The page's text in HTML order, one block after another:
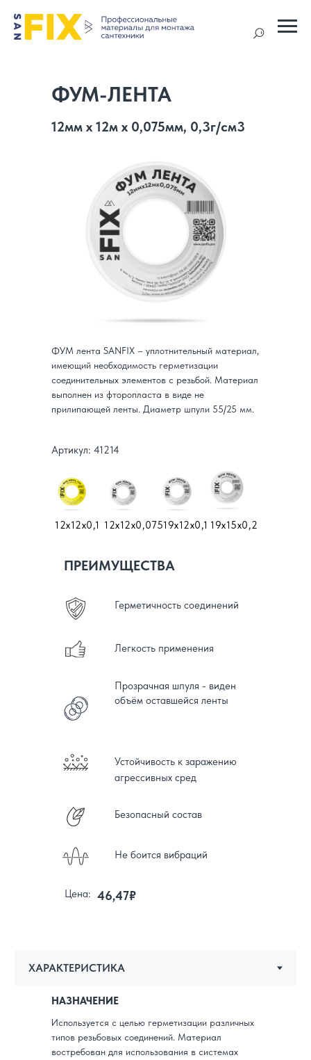
ФУМ-ЛЕНТА
12мм х 12м х 0,075мм, 0,3г/см3
12х12х0,075
12х12х0,1 19х12х0,1 19х15х0,2
ФУМ лента SANFIX – уплотнительный материал,
имеющий необходимость герметизации
соединительных элементов с резьбой. Материал
выполнен из фторопласта в виде не
прилипающей ленты. Диаметр шпули 55/25 мм.
Цена: 46,47₽
Артикул: 41214
ПРЕИМУЩЕСТВА
Герметичность соединений
Устойчивость к заражению
агрессивных сред
Легкость применения
Безопасный состав
Не боится вибраций
Прозрачная шпуля - виден
объём оставшейся ленты
Используется с целью герметизации различных
типов резьбовых соединений. Материал
востребован для использования в системах
НАЗНАЧЕНИЕ